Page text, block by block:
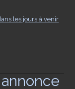
les jours à venir
annonce